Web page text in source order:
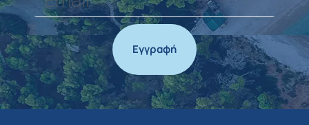
Εγγραφή